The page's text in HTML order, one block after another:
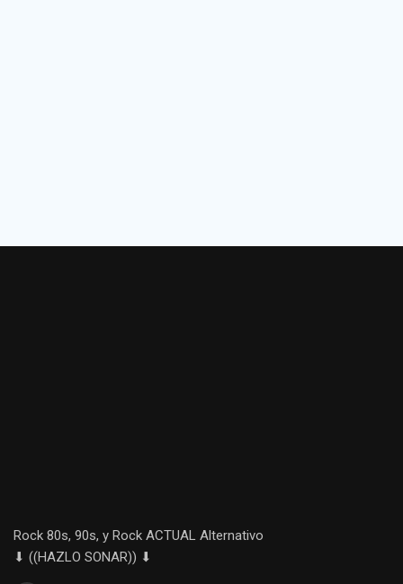
Rock 80s, 90s, y Rock ACTUAL Alternativo
⬇ ((HAZLO SONAR)) ⬇